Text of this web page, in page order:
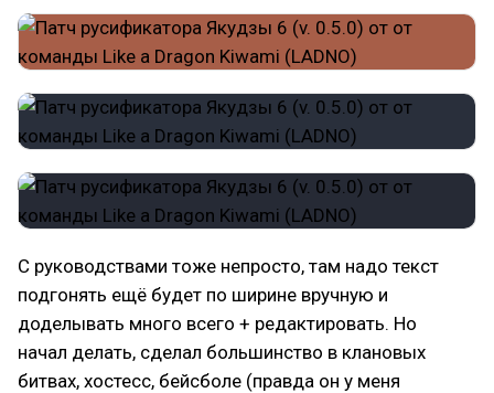
С руководствами тоже непросто, там надо текст
подгонять ещё будет по ширине вручную и
доделывать много всего + редактировать. Но
начал делать, сделал большинство в клановых
битвах, хостесс, бейсболе (правда он у меня